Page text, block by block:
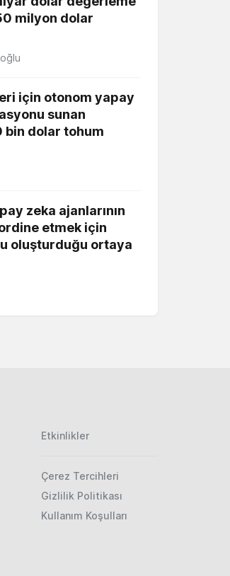
milyon dolar
için otonom yapay
sunan
bin dolar tohum
zeka ajanlarının
etmek için
oluşturduğu ortaya
Etkinlikler
Çerez Tercihleri
Gizlilik Politikası
Kullanım Koşulları